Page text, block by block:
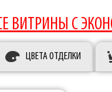
ВИТРИНЫ С
ЦВЕТА ОТДЕЛКИ